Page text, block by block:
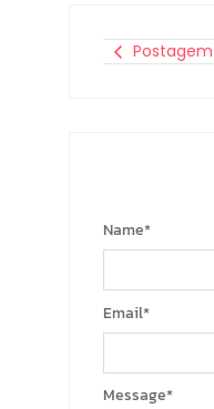
Message*
Name*
Email*